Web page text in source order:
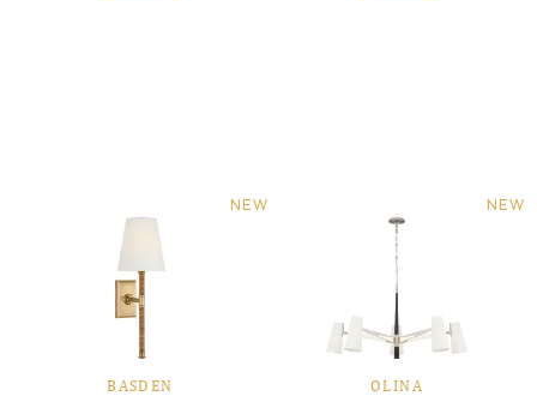
NEW
BASDEN
NEW
OLINA